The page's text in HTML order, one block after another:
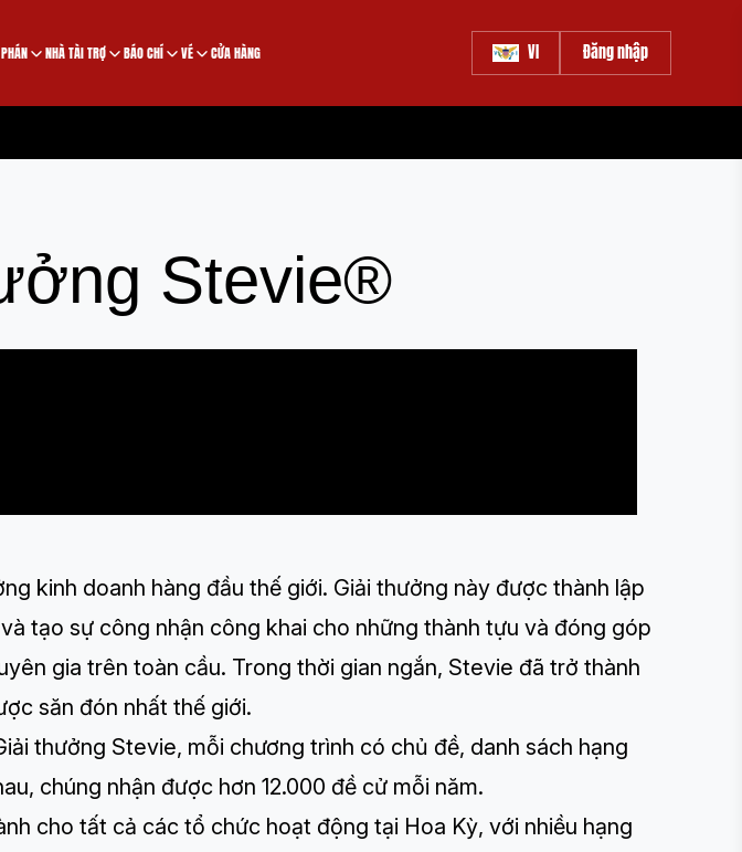
NHÀ TÀI TRỢ BÁO CHÍ VÉ CỬA HÀNG VI Đăng nhập
Stevie®
kinh doanh hàng đầu thế giới. Giải thưởng này được thành lập
tạo sự công nhận công khai cho những thành tựu và đóng góp
gia trên toàn cầu. Trong thời gian ngắn, Stevie đã trở thành
săn đón nhất thế giới.
thưởng Stevie, mỗi chương trình có chủ đề, danh sách hạng
chúng nhận được hơn 12.000 đề cử mỗi năm.
cho tất cả các tổ chức hoạt động tại Hoa Kỳ, với nhiều hạng